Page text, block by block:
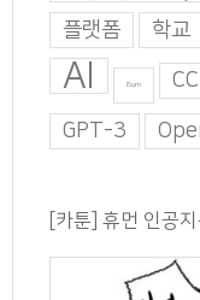
플랫폼 학교
AI Burn
GPT-3
[카툰] 휴먼 인공